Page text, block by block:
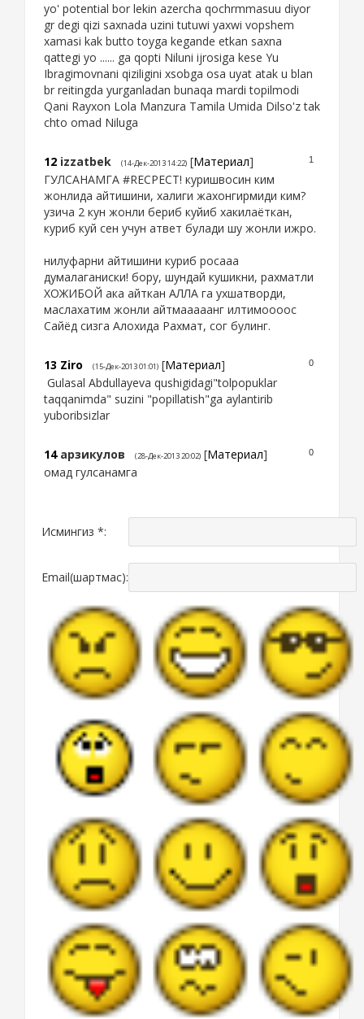
yo' potential bor lekin azercha qochrmmasuu diyor
gr degi qizi saxnada uzini tutuwi yaxwi vopshem
xamasi kak butto toyga kegande etkan saxna
qattegi yo ...... ga qopti Niluni ijrosiga kese Yu
Ibragimovnani qiziligini xsobga osa uyat atak u blan
br reitingda yurganladan bunaqa mardi topilmodi
Qani Rayxon Lola Manzura Tamila Umida Dilso'z tak
chto omad Niluga
1
12 izzatbek (14-Дек-2013 14:22) [Материал]
ГУЛСАНАМГА #RECPECT! куришвосин ким
жонлида айтишини, халиги жахонгирмиди ким?
узича 2 кун жонли бериб куйиб хакилаёткан,
куриб куй сен учун атвет булади шу жонли ижро.
нилуфарни айтишини куриб росааа
думалаганиски! бору, шундай кушикни, рахматли
ХОЖИБОЙ ака айткан АЛЛА га ухшатворди,
маслахатим жонли айтмааааанг илтимоооос
Сайёд сизга Алохида Рахмат, сог булинг.
0
13 Ziro (15-Дек-2013 01:01) [Материал]
Gulasal Abdullayeva qushigidagi"tolpopuklar
taqqanimda" suzini "popillatish"ga aylantirib
yuboribsizlar
0
14 арзикулов (28-Дек-2013 20:02) [Материал]
омад гулсанамга
Исмингиз *:
Email(шартмас):